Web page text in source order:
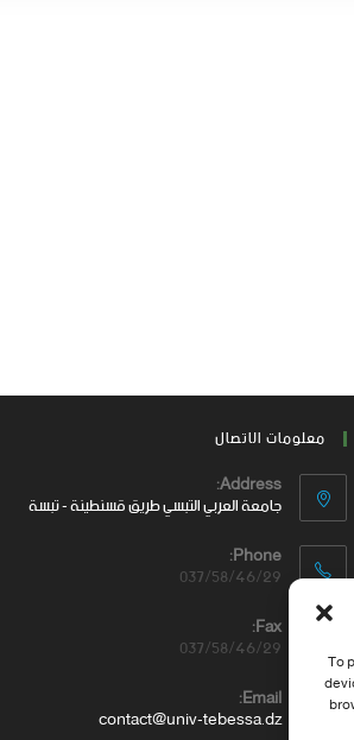
To
معلومات الاتصال
Address:
جامعة العربي التبسي طريق قسنطينة - تبسة
Phone:
037/58/46/29
Fax:
037/58/46/29
Email:
contact@univ-tebessa.dz